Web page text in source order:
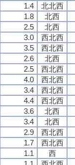
1.4
北北西
1.8
北西
2.5
北西
3.0
西北西
3.5
西北西
2.6
北西
2.5
西北西
4.0
西北西
3.4
西北西
4.4
西北西
3.6
北西
3.4
北西
2.9
西北西
1.7
西北西
1.1
西
1.4
北北西
1.8
北西
2.5
北西
3.0
西北西
3.5
西北西
2.6
北西
2.5
西北西
4.0
西北西
3.4
西北西
4.4
西北西
3.6
北西
3.4
北西
2.9
西北西
1.7
西北西
1.1
西
1.4
北北西
1.8
北西
2.5
北西
3.0
西北西
3.5
西北西
2.6
北西
2.5
西北西
4.0
西北西
3.4
西北西
4.4
西北西
3.6
北西
3.4
北西
2.9
西北西
1.7
西北西
1.1
西
1.4
北北西
1.8
北西
2.5
北西
3.0
西北西
3.5
西北西
2.6
北西
2.5
西北西
4.0
西北西
3.4
西北西
4.4
西北西
3.6
北西
3.4
北西
2.9
西北西
1.7
西北西
1.1
西